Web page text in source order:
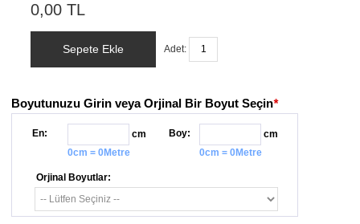
0,00 TL
Sepete Ekle Adet:
Boyutunuzu Girin veya Orjinal Bir Boyut Seçin*
En:
cm
0cm = 0Metre
Boy:
cm
0cm = 0Metre
Orjinal Boyutlar: